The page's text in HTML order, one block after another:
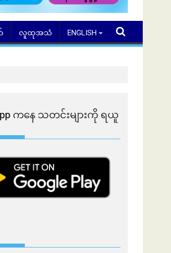
လူထုအသံ ENGLISH
ကနေ ​​သတင်းများကို ရယူ